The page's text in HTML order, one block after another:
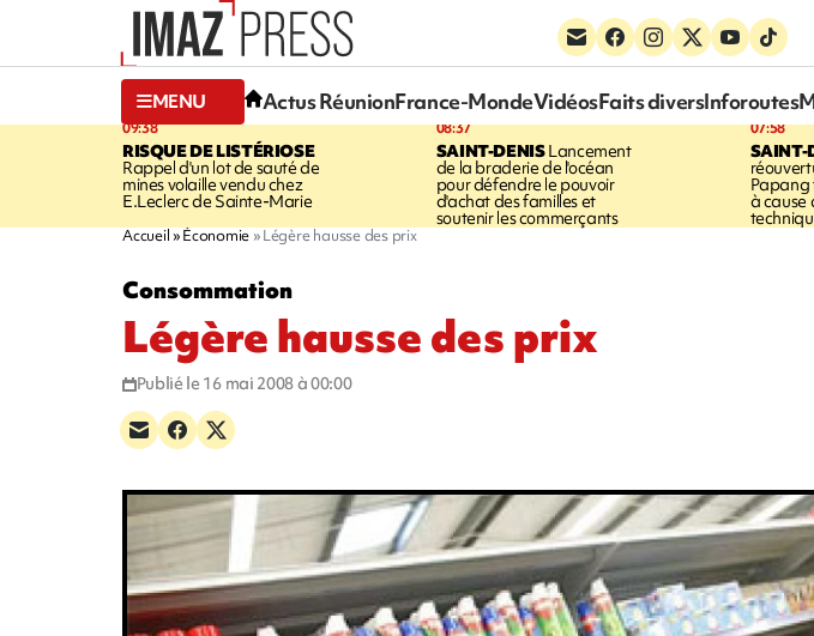
MENU Actus RéunionFrance-MondeVidéosFaits diversInforoutes
09:38
RISQUE DE LISTÉRIOSE
Rappel d'un lot de sauté de
mines volaille vendu chez
E.Leclerc de Sainte-Marie
08:37
SAINT-DENISLancement
de la braderie de l'océan
pour défendre le pouvoir
d'achat des familles et
soutenir les commerçants
07:58
SAINT-
Papang
à cause
Accueil Économie Légère hausse des prix
Consommation
Légère hausse des prix
Publié le 16 mai 2008 à 00:00